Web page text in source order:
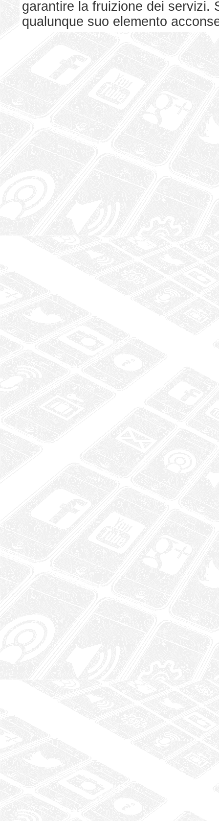
garantire la fruizione dei servizi.
qualunque suo elemento